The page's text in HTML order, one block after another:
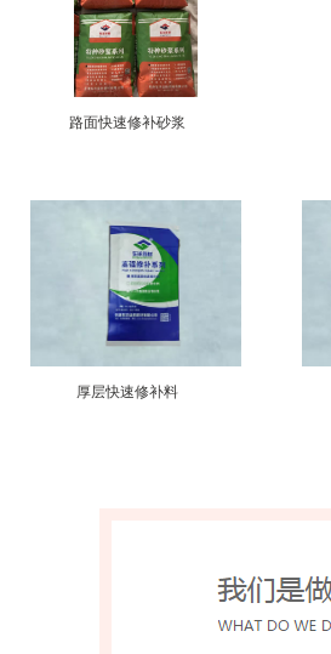
路面快速修补砂浆
厚层快速修补料